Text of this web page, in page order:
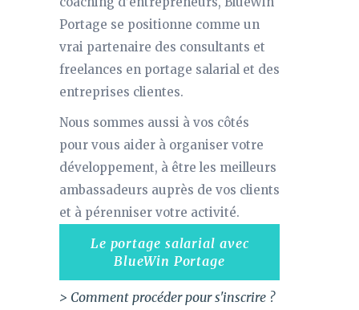
Portage se positionne comme un
vrai partenaire des consultants et
freelances en portage salarial et des
entreprises clientes.
Nous sommes aussi à vos côtés
pour vous aider à organiser votre
développement, à être les meilleurs
ambassadeurs auprès de vos clients
et à pérenniser votre activité.
Le portage salarial avec
BlueWin Portage
> Comment procéder pour s'inscrire ?